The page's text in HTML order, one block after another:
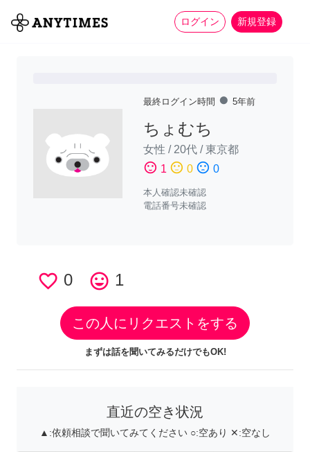
ログイン 新規登録
全て 家事 more_horiz
最終ログイン時間 fiber_manual_record 5年前
ちょむち
女性 / 20代 /東京都
sentiment_satisfied 1 sentiment_neutral 0 sentiment_dissatisfied 0
本人確認未確認
電話番号未確認
favorite_border 0 tag_faces 1
この人にリクエストをする
まずは話を聞いてみるだけでもOK!
直近の空き状況
▲:依頼相談で聞いてみてください ○:空あり ✕:空なし